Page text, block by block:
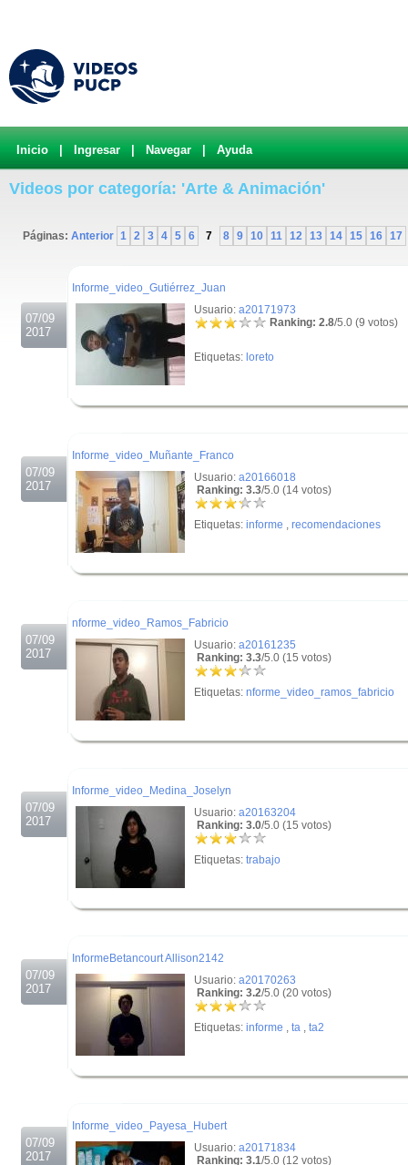
Inicio Ingresar Navegar Ayuda
Videos por categoría: 'Arte & Animación'
Páginas: Anterior 1 2 3 4 5 6 7 8 9 10 11 12 13 14 15 16 17
07/09
2017
Informe_video_Gutiérrez_Juan
Usuario: a20171973
Ranking: 2.8/5.0 (9 votos)
Etiquetas: loreto
07/09
2017
Informe_video_Muñante_Franco
Usuario: a20166018
Ranking: 3.3/5.0 (14 votos)
Etiquetas: informe , recomendaciones
07/09
2017
nforme_video_Ramos_Fabricio
Usuario: a20161235
Ranking: 3.3/5.0 (15 votos)
Etiquetas: nforme_video_ramos_fabricio
07/09
2017
Informe_video_Medina_Joselyn
Usuario: a20163204
Ranking: 3.0/5.0 (15 votos)
Etiquetas: trabajo
07/09
2017
InformeBetancourt Allison2142
Usuario: a20170263
Ranking: 3.2/5.0 (20 votos)
Etiquetas: informe , ta , ta2
07/09
2017
Informe_video_Payesa_Hubert
Usuario: a20171834
Ranking: 3.1/5.0 (12 votos)